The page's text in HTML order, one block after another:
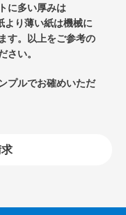
に多い厚みは
より薄い紙は機械に
す。以上をご参考の
さい。
プルでお確めいただ